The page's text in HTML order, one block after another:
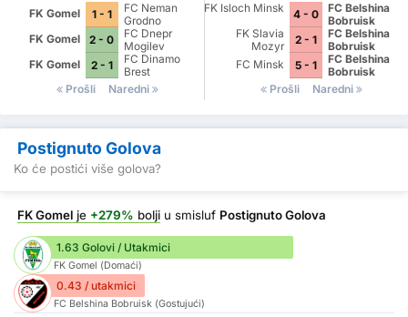
FK Gomel 1 - 1
FC Neman
Grodno
FK Gomel
2 - 0
FC Dnepr
Mogilev
FK Gomel
2 - 1
FC Dinamo
Brest
Prošli
Naredni
FK Isloch Minsk 4 - 0
FC Belshina
Bobruisk
FK Slavia
Mozyr
2 - 1
FC Belshina
Bobruisk
FC Minsk
5 - 1
FC Belshina
Bobruisk
Prošli
Naredni
Postignuto Golova
Ko će postići više golova?
FK Gomel je +279% bolji u smisluf Postignuto Golova
1.63 Golovi / Utakmici
FK Gomel (Domaći)
0.43 / utakmici
FC Belshina Bobruisk (Gostujući)